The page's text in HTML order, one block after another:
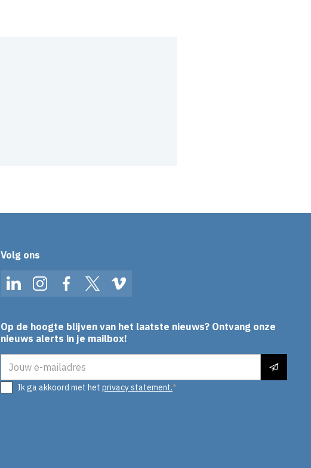
Volg ons
LinkedInInstagramFacebookTwitterVimeo
Op de hoogte blijven van het laatste nieuws? Ontvang onze
nieuws alerts in je mailbox!
Ik ga akkoord met het privacy statement.